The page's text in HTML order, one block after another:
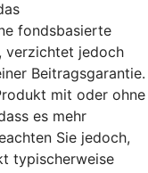
fondsbasierte
verzichtet jedoch
Beitragsgarantie.
mit oder ohne
es mehr
Sie jedoch,
typischerweise